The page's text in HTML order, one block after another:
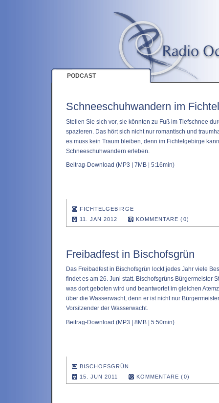
PODCAST
Schneeschuhwandern im
Stellen Sie sich vor, sie könnten zu Fuß im Tiefschnee
spazieren. Das hört sich nicht nur romantisch und
es muss kein Traum bleiben, denn im Fichtelgebirge
Schneeschuhwandern erleben.
Beitrag-Download (MP3 | 7MB | 5:16min)
FICHTELGEBIRGE
11. JAN 2012
KOMMENTARE (0)
Freibadfest in Bischofsgrün
Das Freibadfest in Bischofsgrün lockt jedes Jahr viele
findet es am 26. Juni statt. Bischofsgrüns Bürgermeister
was dort geboten wird und beantwortet im gleichen
über die Wasserwacht, denn er ist nicht nur
Vorsitzender der Wasserwacht.
Beitrag-Download (MP3 | 8MB | 5:50min)
BISCHOFSGRÜN
15. JUN 2011
KOMMENTARE (0)